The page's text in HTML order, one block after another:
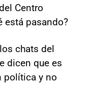
Centro
está pasando?
chats del
dicen que es
política y no